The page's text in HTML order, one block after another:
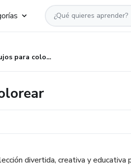
+50 dibujos para colorear
divertida, creativa y